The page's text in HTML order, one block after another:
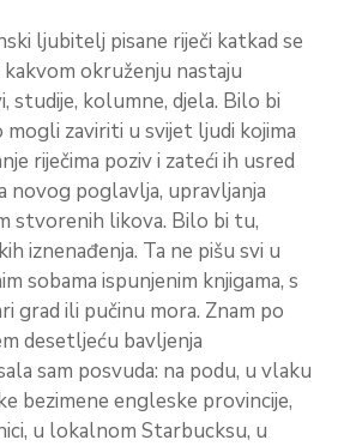
ljubitelj pisane riječi katkad se
kakvom okruženju nastaju
studije, kolumne, djela. Bilo bi
mogli zaviriti u svijet ljudi kojima
riječima poziv i zateći ih usred
novog poglavlja, upravljanja
stvorenih likova. Bilo bi tu,
iznenađenja. Ta ne pišu svi u
sobama ispunjenim knjigama, s
grad ili pučinu mora. Znam po
desetljeću bavljenja
sam posvuda: na podu, u vlaku
bezimene engleske provincije,
u lokalnom Starbucksu, u